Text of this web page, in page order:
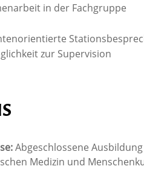
in der Fachgruppe
zur Supervision
Abgeschlossene
Medizin und